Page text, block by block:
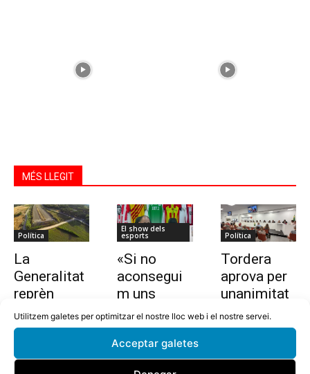
Utilitzem galetes per optimitzar el nostre lloc web i el nostre servei.
Acceptar galetes
MÉS LLEGIT
Política
La
Generalitat
reprèn
l’estudi per
allargar la
Tordera
El show dels
esports
«Si no
aconsegui
m uns
10.000
euros en
dues
setmanes,
Política
Tordera
aprova per
unanimitat
la nova
ordenança i
nt del